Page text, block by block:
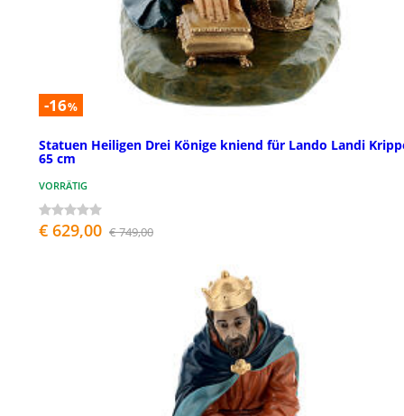
-16%
Statuen Heiligen Drei Könige kniend für Lando Landi
65 cm
VORRÄTIG
€ 629,00 € 749,00